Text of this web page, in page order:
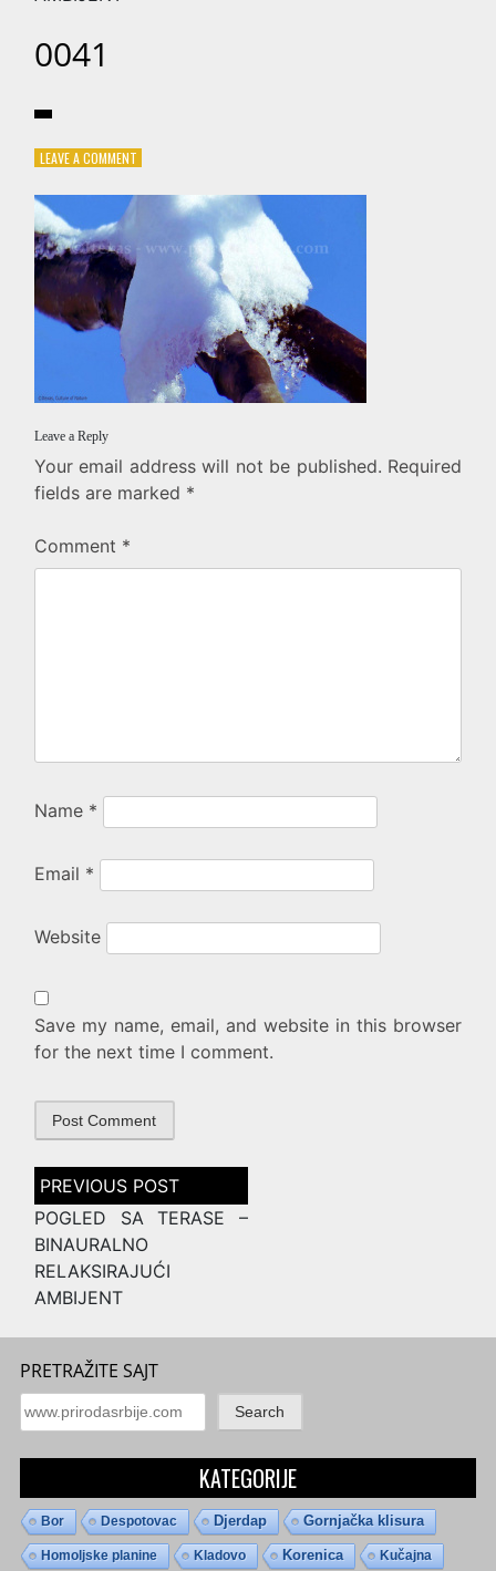
0041
LEAVE A COMMENT
Leave a Reply
Your email address will not be published. Required
fields are marked *
Comment *
Name *
Email *
Website
Save my name, email, and website in this browser
for the next time I comment.
Post
navigation
POGLED SA TERASE –
BINAURALNO
RELAKSIRAJUĆI
AMBIJENT
PRETRAŽITE SAJT
Search
KATEGORIJE
Bor Despotovac Djerdap Gornjačka klisura
Homoljske planine Kladovo Korenica Kučajna